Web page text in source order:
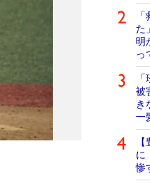
た
明
っ
被
き
一
に
惨